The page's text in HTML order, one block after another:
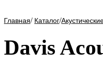
Главная/ Каталог/
Davis